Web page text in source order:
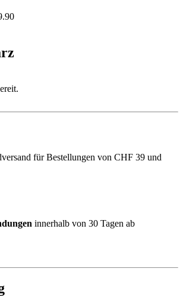
für Bestellungen von CHF 39 und
innerhalb von 30 Tagen ab